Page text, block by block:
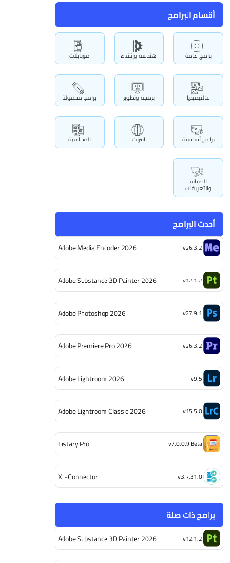
أقسام البرامج
برامج عامة هندسة وإنشاء موبايلات
مالتيميديا برمجة وتطوير برامج محمولة
برامج أساسية انترنت المحاسبة
الصيانة
والتعريفات
أحدث البرامج
Adobe Media Encoder 2026 v26.3.2
Adobe Substance 3D Painter 2026 v12.1.2
Adobe Photoshop 2026 v27.9.1
Adobe Premiere Pro 2026 v26.3.2
Adobe Lightroom 2026 v9.5
Adobe Lightroom Classic 2026 v15.5.0
Listary Pro v7.0.0.9 Beta
XL-Connector v3.7.31.0
برامج ذات صلة
Adobe Substance 3D Painter 2026 v12.1.2